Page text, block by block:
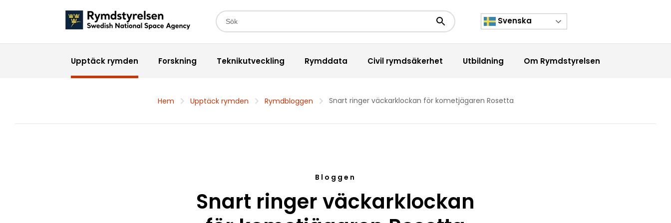
Sökfält
Sökknapp Svenska
Upptäck rymden Forskning Teknikutveckling Rymddata Civil rymdsäkerhet Utbildning Om Rymdstyrelsen
Hem Upptäck rymden Rymdbloggen Snart ringer väckarklockan för kometjägaren Rosetta
Bloggen
Snart ringer väckarklockan